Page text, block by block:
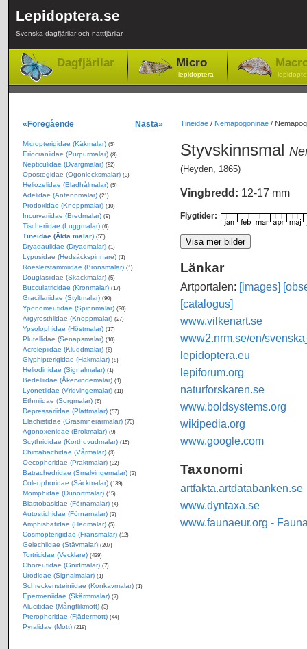
Lepidoptera.se
Svenska dagfjärilar och nattfjärilar
Dagfjärilar Micro
-lepidoptera -
Tineidae/ Nemapogoninae/
Styvskinnsmal
(Heyden, 1865)
Vingbredd: 12-17 mm
Flygtider:
Länkar
Artportalen: [images]
[catalogus]
www.vilkenart.se
www2.nrm.se/en/
lepidoptera.eu
lepiforum.org
naturforskaren.se
www.boldsystems.org
wikipedia.org
www.google.com
Taxonomi
artfakta.artdatabanken.se
www.dyntaxa.se
www.faunaeur.org -
«Föregående Nästa»
Micropterigidae (Käkmalar) (5)
Eriocraniidae (Purpurmalar) (8)
Nepticulidae (Dvärgmalar) (92)
Opostegidae (Ögonlocksmalar) (3)
Heliozelidae (Bladhålmalar) (5)
Adelidae (Antennmalar) (21)
Prodoxidae (Knoppmalar) (10)
Incurvariidae (Bredmalar) (9)
Tischeriidae (Luggmalar) (6)
Tineidae (Äkta malar) (55)
Dryadaulidae (Dryadmalar) (1)
Lypusidae (Hedsäckspinnare) (1)
Roeslerstammiidae (Bronsmalar) (1)
Douglasiidae (Skäckmalar) (5)
Bucculatricidae (Kronmalar) (17)
Gracillariidae (Styltmalar) (90)
Yponomeutidae (Spinnmalar) (30)
Argyresthiidae (Knoppmalar) (27)
Ypsolophidae (Höstmalar) (17)
Plutellidae (Senapsmalar) (10)
Acrolepiidae (Kluddmalar) (6)
Glyphipterigidae (Hakmalar) (8)
Heliodinidae (Signalmalar) (1)
Bedelliidae (Åkervindemalar) (1)
Lyonetiidae (Vridvingemalar) (11)
Ethmiidae (Sorgmalar) (6)
Depressariidae (Plattmalar) (57)
Elachistidae (Gräsminerarmalar) (70)
Agonoxenidae (Brokmalar) (9)
Scythrididae (Korthuvudmalar) (15)
Chimabachidae (Vårmalar) (3)
Oecophoridae (Praktmalar) (32)
Batrachedridae (Smalvingemalar) (2)
Coleophoridae (Säckmalar) (139)
Momphidae (Dunörtmalar) (15)
Blastobasidae (Förnamalar) (4)
Autostichidae (Förnamalar) (3)
Amphisbatidae (Hedmalar) (5)
Cosmopterigidae (Fransmalar) (12)
Gelechiidae (Stävmalar) (207)
Tortricidae (Vecklare) (439)
Choreutidae (Gnidmalar) (7)
Urodidae (Signalmalar) (1)
Schreckensteiniidae (Konkavmalar) (1)
Epermeniidae (Skärmmalar) (7)
Alucitidae (Mångflikmott) (3)
Pterophoridae (Fjädermott) (44)
Pyralidae (Mott) (218)